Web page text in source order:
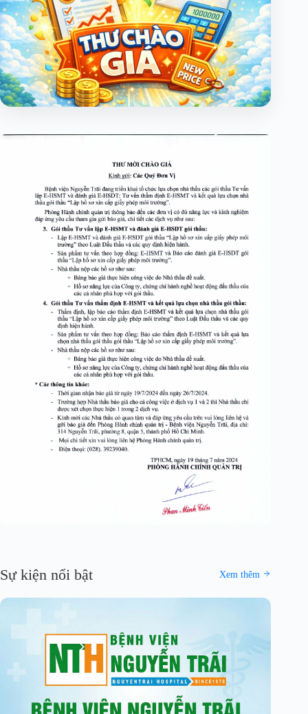
KẾT QUẢ LỰA CHỌN NHÀ
THẦU GÓI THẦU “LẬP HỒ SƠ
XIN CẤP GIẤY PHÉP MÔI
TRƯỜNG”
Sự kiện nổi bật Xem thêm